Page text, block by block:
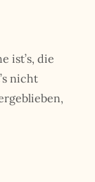
ist’s, die
nicht